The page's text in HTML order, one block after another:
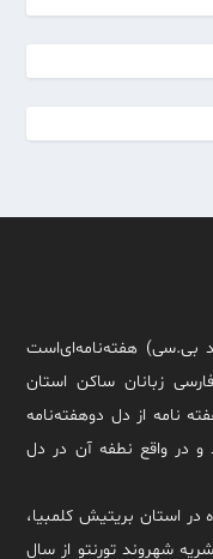
بی.سی) هفته‌نامه‌ای‌است
زبانان ساکن استان
نامه از دل دوهفته‌نامه
۱۹۹۴ سر برون آورد و در واقع نطفه آن در دل
استان بریتیش کلمبیا،
شهروند تورنتو از سال